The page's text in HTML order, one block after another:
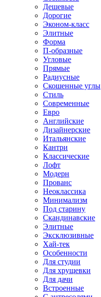
Дешевые
Дорогие
Эконом-класс
Элитные
Форма
П-образные
Угловые
Прямые
Радиусные
Скошенные углы
Стиль
Современные
Евро
Английские
Дизайнерские
Итальянские
Кантри
Классические
Лофт
Модерн
Прованс
Неоклассика
Минимализм
Под старину
Скандинавские
Элитные
Эксклюзивные
Хай-тек
Особенности
Для студии
Для хрущевки
Для дачи
Встроенные